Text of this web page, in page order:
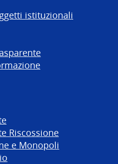
istituzionali
Riscossione
e Monopoli